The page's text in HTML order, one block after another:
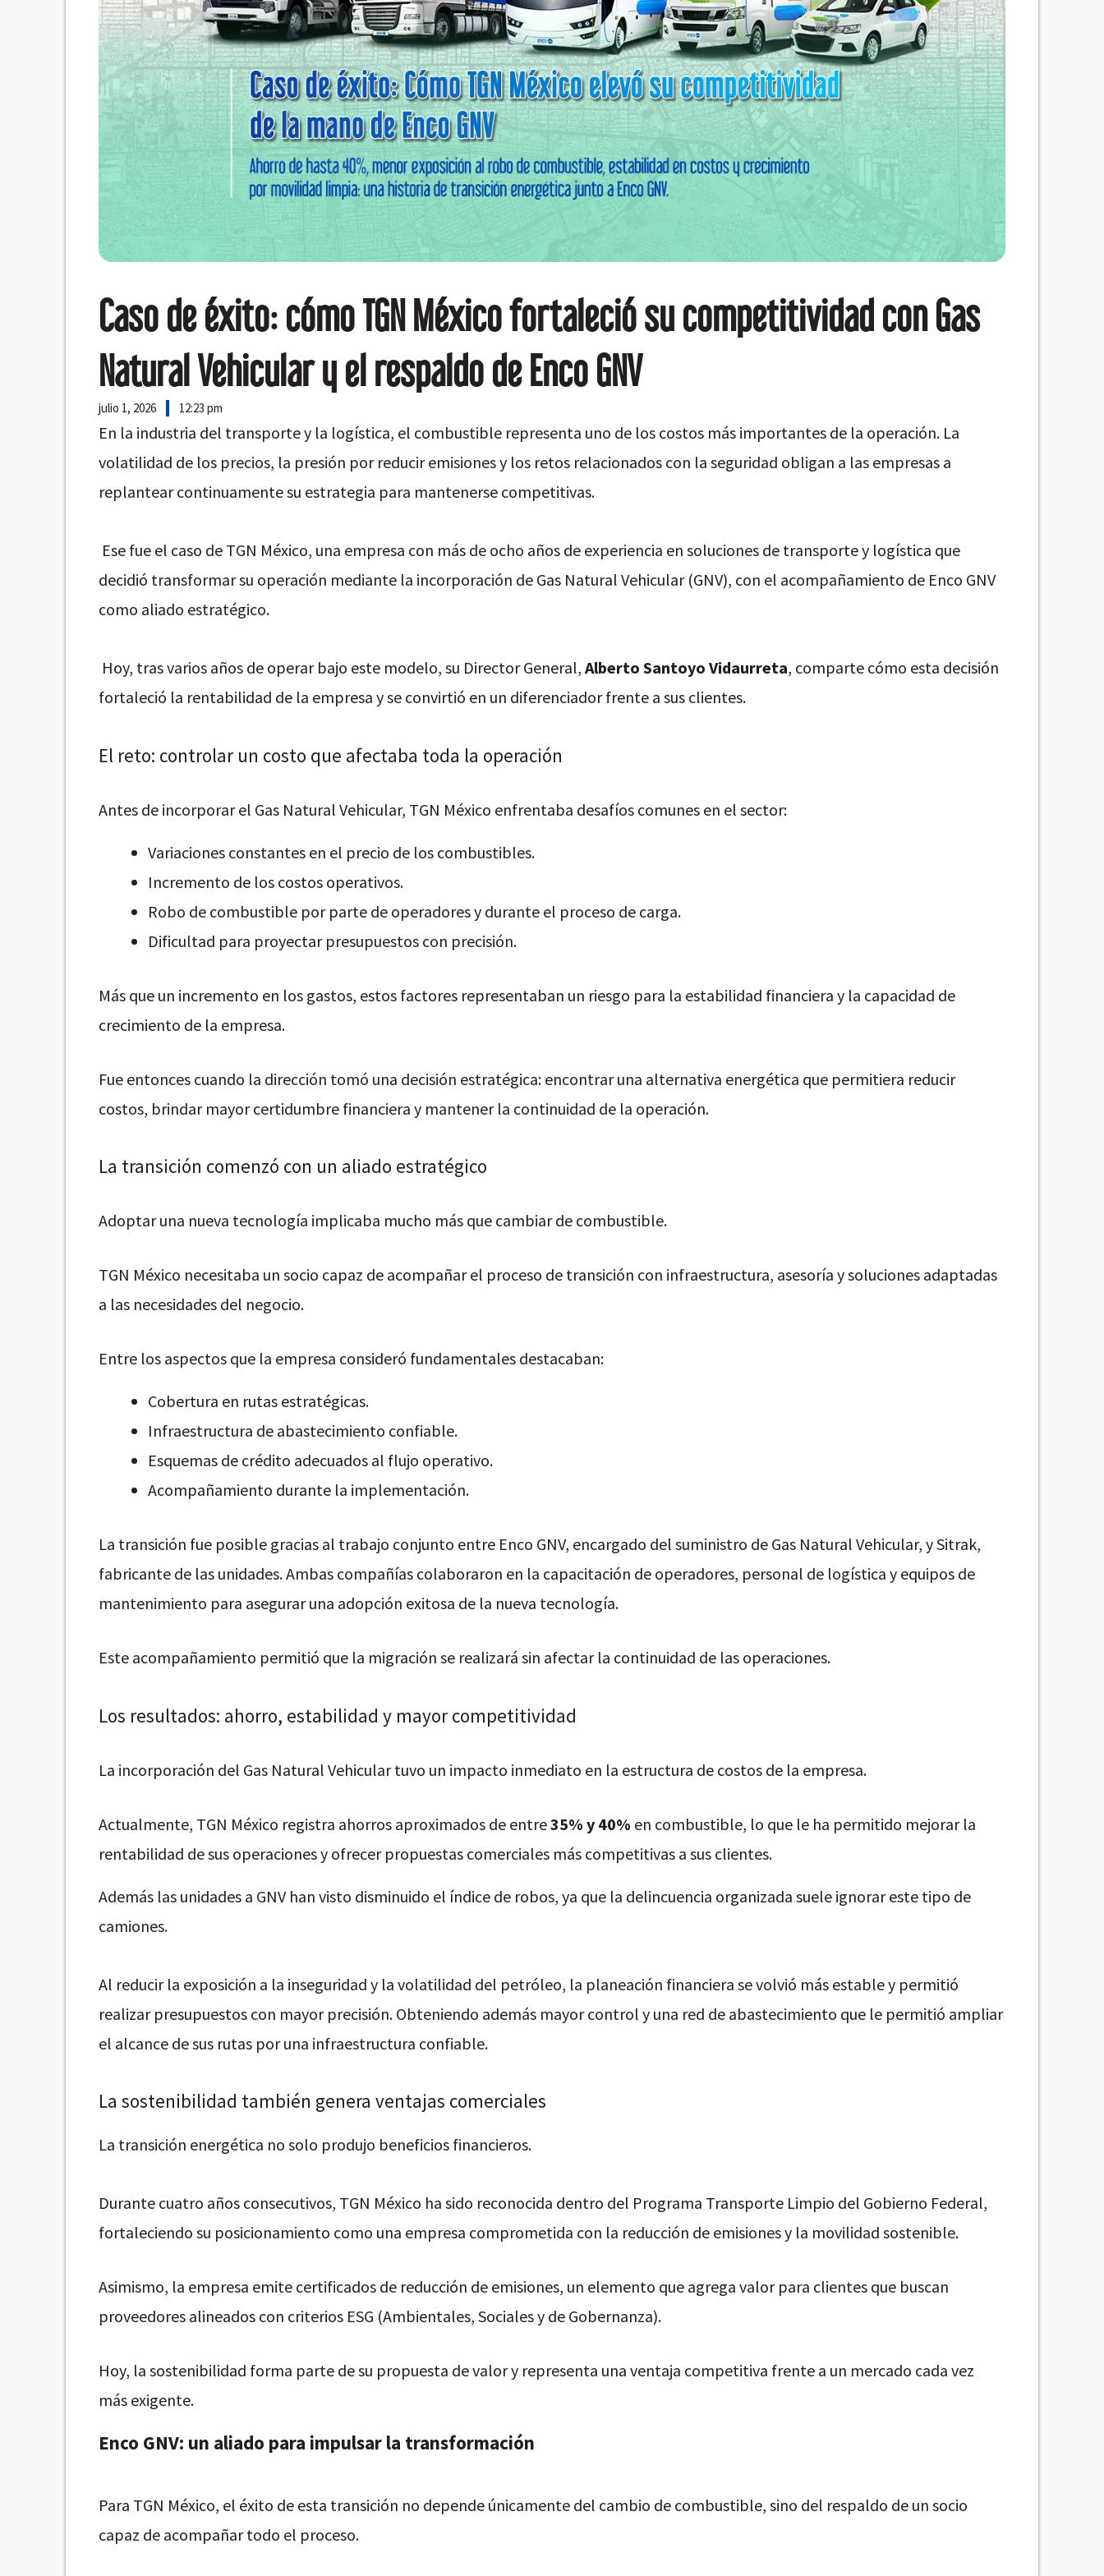
Caso de éxito: cómo TGN México fortaleció su competitividad con Gas
Natural Vehicular y el respaldo de Enco GNV
julio 1, 2026 12:23 pm
En la industria del transporte y la logística, el combustible representa uno de los costos más importantes de la operación. La
volatilidad de los precios, la presión por reducir emisiones y los retos relacionados con la seguridad obligan a las empresas a
replantear continuamente su estrategia para mantenerse competitivas.
Ese fue el caso de TGN México, una empresa con más de ocho años de experiencia en soluciones de transporte y logística que
decidió transformar su operación mediante la incorporación de Gas Natural Vehicular (GNV), con el acompañamiento de Enco GNV
como aliado estratégico.
Hoy, tras varios años de operar bajo este modelo, su Director General, Alberto Santoyo Vidaurreta, comparte cómo esta decisión
fortaleció la rentabilidad de la empresa y se convirtió en un diferenciador frente a sus clientes.
El reto: controlar un costo que afectaba toda la operación
Antes de incorporar el Gas Natural Vehicular, TGN México enfrentaba desafíos comunes en el sector:
Variaciones constantes en el precio de los combustibles.
Incremento de los costos operativos.
Robo de combustible por parte de operadores y durante el proceso de carga.
Dificultad para proyectar presupuestos con precisión.
Más que un incremento en los gastos, estos factores representaban un riesgo para la estabilidad financiera y la capacidad de
crecimiento de la empresa.
Fue entonces cuando la dirección tomó una decisión estratégica: encontrar una alternativa energética que permitiera reducir
costos, brindar mayor certidumbre financiera y mantener la continuidad de la operación.
La transición comenzó con un aliado estratégico
Adoptar una nueva tecnología implicaba mucho más que cambiar de combustible.
TGN México necesitaba un socio capaz de acompañar el proceso de transición con infraestructura, asesoría y soluciones adaptadas
a las necesidades del negocio.
Entre los aspectos que la empresa consideró fundamentales destacaban:
Cobertura en rutas estratégicas.
Infraestructura de abastecimiento confiable.
Esquemas de crédito adecuados al flujo operativo.
Acompañamiento durante la implementación.
La transición fue posible gracias al trabajo conjunto entre Enco GNV, encargado del suministro de Gas Natural Vehicular, y Sitrak,
fabricante de las unidades. Ambas compañías colaboraron en la capacitación de operadores, personal de logística y equipos de
mantenimiento para asegurar una adopción exitosa de la nueva tecnología.
Este acompañamiento permitió que la migración se realizará sin afectar la continuidad de las operaciones.
Los resultados: ahorro, estabilidad y mayor competitividad
La incorporación del Gas Natural Vehicular tuvo un impacto inmediato en la estructura de costos de la empresa.
Actualmente, TGN México registra ahorros aproximados de entre35% y 40% en combustible, lo que le ha permitido mejorar la
rentabilidad de sus operaciones y ofrecer propuestas comerciales más competitivas a sus clientes.
Además las unidades a GNV han visto disminuido el índice de robos, ya que la delincuencia organizada suele ignorar este tipo de
camiones.
Al reducir la exposición a la inseguridad y la volatilidad del petróleo, la planeación financiera se volvió más estable y permitió
realizar presupuestos con mayor precisión. Obteniendo además mayor control y una red de abastecimiento que le permitió ampliar
el alcance de sus rutas por una infraestructura confiable.
La sostenibilidad también genera ventajas comerciales
La transición energética no solo produjo beneficios financieros.
Durante cuatro años consecutivos, TGN México ha sido reconocida dentro del Programa Transporte Limpio del Gobierno Federal,
fortaleciendo su posicionamiento como una empresa comprometida con la reducción de emisiones y la movilidad sostenible.
Asimismo, la empresa emite certificados de reducción de emisiones, un elemento que agrega valor para clientes que buscan
proveedores alineados con criterios ESG (Ambientales, Sociales y de Gobernanza).
Hoy, la sostenibilidad forma parte de su propuesta de valor y representa una ventaja competitiva frente a un mercado cada vez
más exigente.
Enco GNV: un aliado para impulsar la transformación
Para TGN México, el éxito de esta transición no depende únicamente del cambio de combustible, sino del respaldo de un socio
capaz de acompañar todo el proceso.